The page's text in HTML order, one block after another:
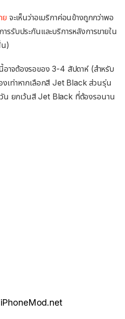
ย จะเห็นว่าอเมริกาค่อนข้างถูกกว่าพอ
รรับประกันและบริการหลังการขายใน
น)
อาจต้องรอของ 3-4 สัปดาห์ (สำหรับ
เท่าหากเลือกสี Jet Black ส่วนรุ่น
วัน ยกเว้นสี Jet Black ที่ต้องรอนาน